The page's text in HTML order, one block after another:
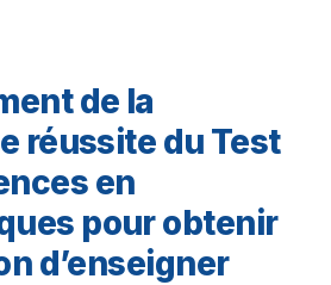
de la
réussite du Test
en
pour obtenir
d’enseigner